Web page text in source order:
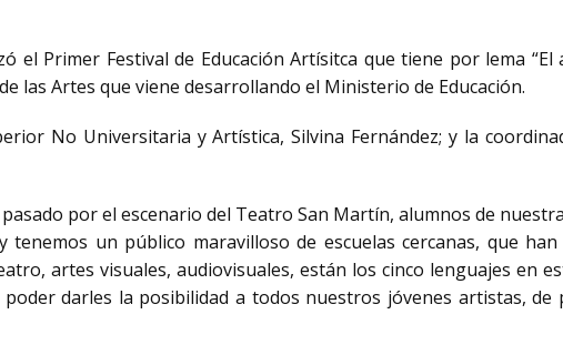
el Primer Festival de Educación Artísitca que tiene por lema
las Artes que viene desarrollando el Ministerio de Educación.
No Universitaria y Artística, Silvina Fernández; y la
por el escenario del Teatro San Martín, alumnos de
un público maravilloso de escuelas cercanas, que
artes visuales, audiovisuales, están los cinco lenguajes en
darles la posibilidad a todos nuestros jóvenes artistas, de